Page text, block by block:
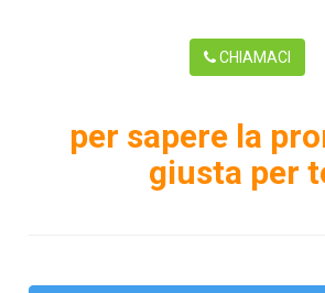
CHIAMACI
per sapere la
giusta per